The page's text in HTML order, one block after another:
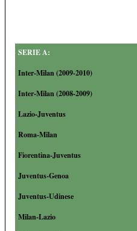
SERIE A:
Inter-Milan (2009-2010)
Inter-Milan (2008-2009)
Lazio-Juventus
Roma-Milan
Fiorentina-Juventus
Juventus-Genoa
Juventus-Udinese
Milan-Lazio